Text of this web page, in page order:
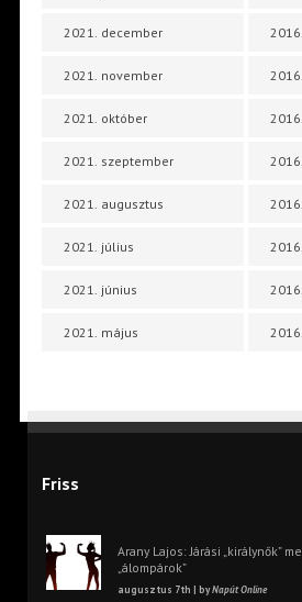
2021. december
2021. november
2021. október
2021. szeptember
2021. augusztus
2021. július
2021. június
2021. május
Friss
Arany Lajos: Járási „királynők”
„álompárok”
augusztus 7th | byNapút Online